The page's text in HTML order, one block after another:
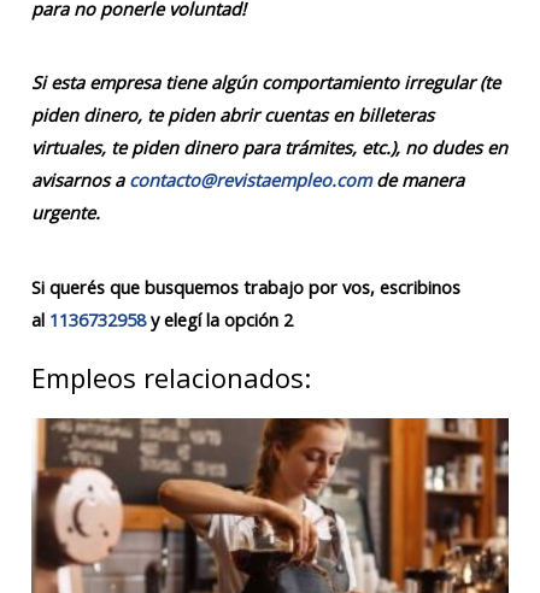
para no ponerle voluntad!
Si esta empresa tiene algún comportamiento irregular (te
piden dinero, te piden abrir cuentas en billeteras
virtuales, te piden dinero para trámites, etc.), no dudes en
avisarnos a contacto@revistaempleo.comde manera
urgente.
Si querés que busquemos trabajo por vos, escribinos
al 1136732958y elegí la opción 2
Empleos relacionados: